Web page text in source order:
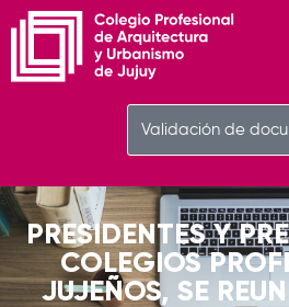
Validación de
PRESIDENTES Y
COLEGIOS
JUJEÑOS, SE